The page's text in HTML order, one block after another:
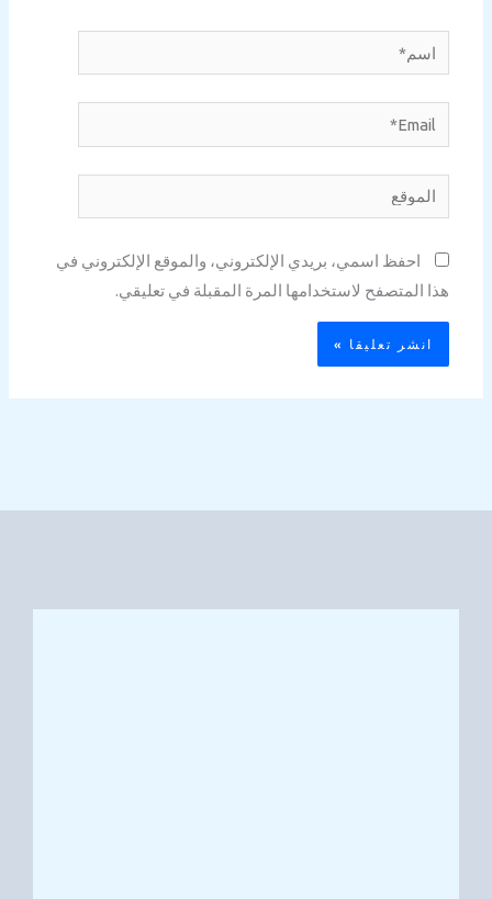
اسم*
Email*
الموقع
احفظ اسمي، بريدي الإلكتروني، والموقع الإلكتروني في
هذا المتصفح لاستخدامها المرة المقبلة في تعليقي.